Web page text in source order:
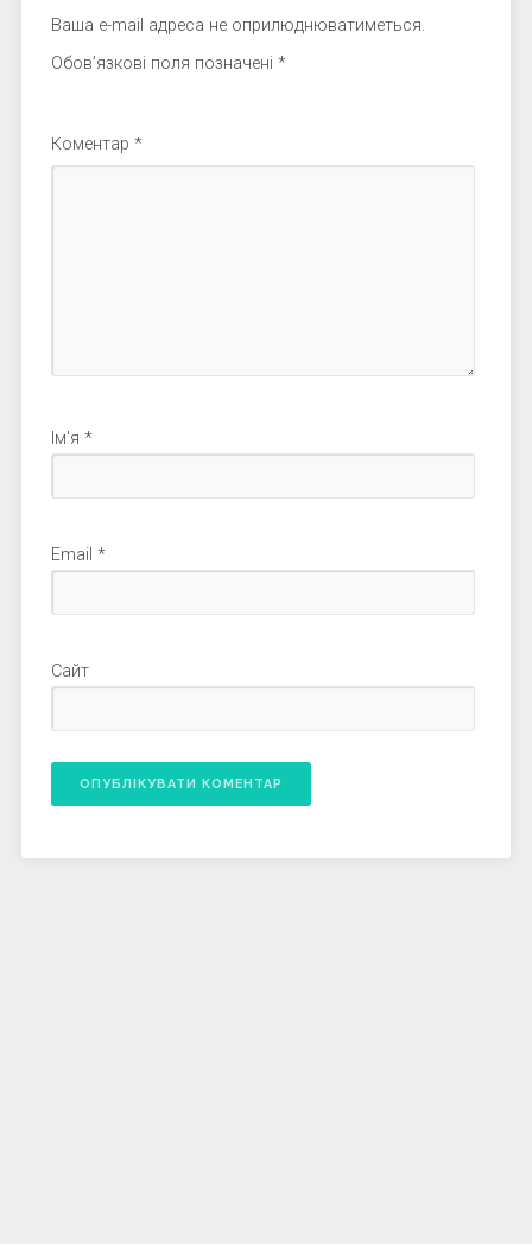
Ваша e-mail адреса не оприлюднюватиметься.
Обов’язкові поля позначені *
Коментар *
Ім'я *
Email *
Сайт